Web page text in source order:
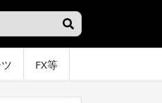
FX等